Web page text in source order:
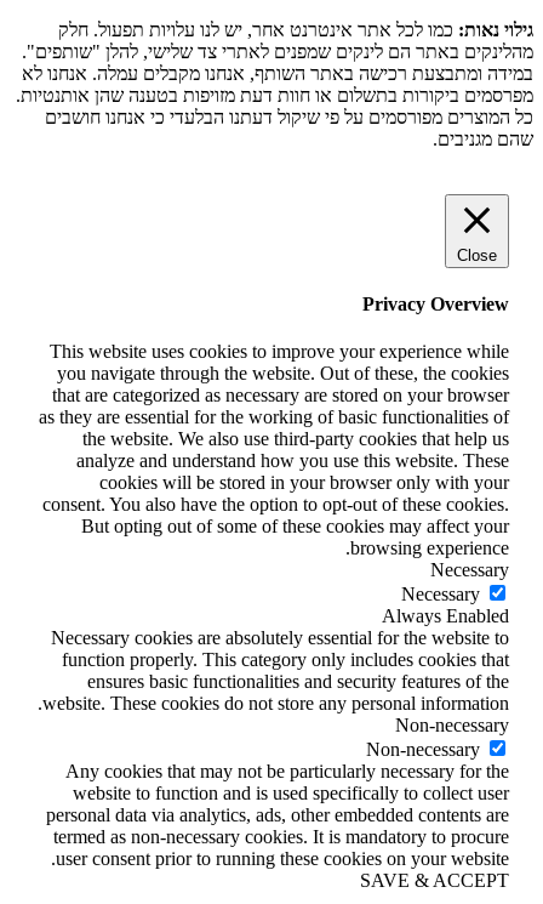
גילוי נאות: כמו לכל אתר אינטרנט אחר, יש לנו עלויות תפעול. חלק
מהלינקים באתר הם לינקים שמפנים לאתרי צד שלישי, להלן "שותפים".
במידה ומתבצעת רכישה באתר השותף, אנחנו מקבלים עמלה. אנחנו לא
מפרסמים ביקורות בתשלום או חוות דעת מזויפות בטענה שהן אותנטיות.
כל המוצרים מפורסמים על פי שיקול דעתנו הבלעדי כי אנחנו חושבים
שהם מגניבים.
Close
Privacy Overview
This website uses cookies to improve your experience while
you navigate through the website. Out of these, the cookies
that are categorized as necessary are stored on your browser
as they are essential for the working of basic functionalities of
the website. We also use third-party cookies that help us
analyze and understand how you use this website. These
cookies will be stored in your browser only with your
consent. You also have the option to opt-out of these cookies.
But opting out of some of these cookies may affect your
browsing experience.
Necessary
Necessary
Always Enabled
Necessary cookies are absolutely essential for the website to
function properly. This category only includes cookies that
ensures basic functionalities and security features of the
website. These cookies do not store any personal information.
Non-necessary
Non-necessary
Any cookies that may not be particularly necessary for the
website to function and is used specifically to collect user
personal data via analytics, ads, other embedded contents are
termed as non-necessary cookies. It is mandatory to procure
user consent prior to running these cookies on your website.
SAVE & ACCEPT